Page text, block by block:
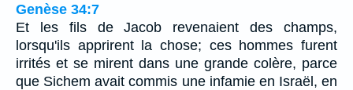
Genèse 34:7
Et les fils de Jacob revenaient des champs,
lorsqu'ils apprirent la chose; ces hommes furent
irrités et se mirent dans une grande colère, parce
que Sichem avait commis une infamie en Israël, en